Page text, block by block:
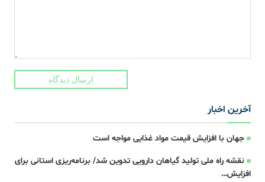
ارسال دیدگاه
آخرین اخبار
جهان با افزایش قیمت مواد غذایی مواجه است
نقشه راه ملی تولید گیاهان دارویی تدوین شد/ برنامه‌ریزی استانی برای
افزایش…